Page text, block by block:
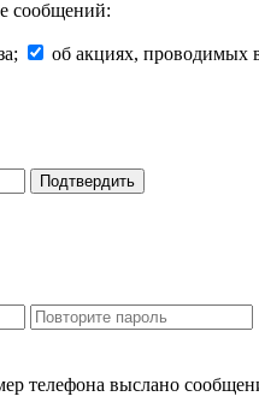
сообщений:
об акциях, проводимых
Подтвердить
телефона выслано